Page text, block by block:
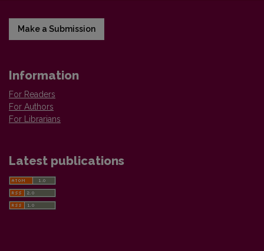
Make a Submission
Information
For Readers
For Authors
For Librarians
Latest publications